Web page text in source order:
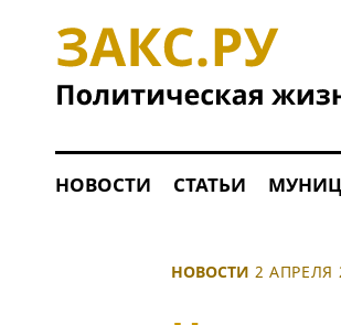
НОВОСТИ СТАТЬИ
НОВОСТИ 2 АПРЕЛЯ